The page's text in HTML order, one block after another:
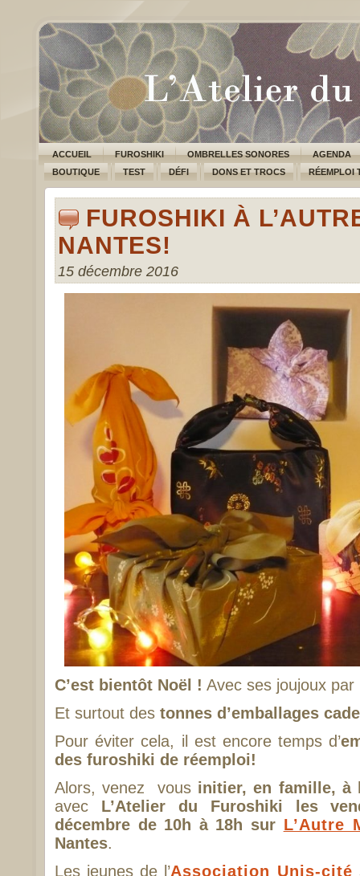
ACCUEIL FUROSHIKI OMBRELLES SONORES
AGENDA
BOUTIQUE
TEST DÉFI DONS ET TROCS RÉEMPLOI
FUROSHIKI À
NANTES!
15 décembre 2016
C’est bientôt Noël ! Avec ses joujoux
Et surtout des tonnes d’emballages
Pour éviter cela, il est encore temps d’
des furoshiki de réemploi!
Alors, venez vous initier, en famille, à
avec L’Atelier du Furoshiki les
décembre de 10h à 18h sur L’Autre
Nantes.
Les jeunes de l’Association Unis-cité